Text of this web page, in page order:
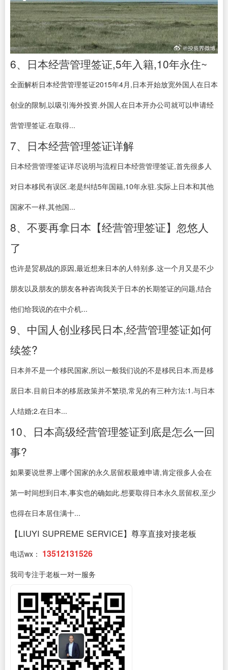
6、日本经营管理签证,5年入籍,10年永住~
全面解析日本经营管理签证2015年4月,日本开始放宽外国人在日本
创业的限制,以吸引海外投资.外国人在日本开办公司就可以申请经
营管理签证.在取得...
7、日本经营管理签证详解
日本经营管理签证详尽说明与流程日本经营管理签证,首先很多人
对日本移民有误区.老是纠结5年国籍,10年永驻.实际上日本和其他
国家不一样,其他国...
8、不要再拿日本【经营管理签证】忽悠人
了
也许是贸易战的原因,最近想来日本的人特别多.这一个月又是不少
朋友以及朋友的朋友各种咨询我关于日本的长期签证的问题,结合
他们给我说的在中介机...
9、中国人创业移民日本,经营管理签证如何
续签?
日本并不是一个移民国家,所以一般我们说的不是移民日本,而是移
居日本.目前日本的移居政策并不繁琐,常见的有三种方法:1.与日本
人结婚;2.在日本...
10、日本高级经营管理签证到底是怎么一回
事?
如果要说世界上哪个国家的永久居留权最难申请,肯定很多人会在
第一时间想到日本,事实也的确如此.想要取得日本永久居留权,至少
也得在日本居住满十...
【LIUYI SUPREME SERVICE】尊享直接对接老板
电话wx： 13512131526
我司专注于老板一对一服务